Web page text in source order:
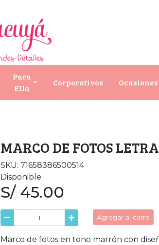
Para
Ella
Corporativos Ocasiones
MARCO DE FOTOS
SKU: 71658386500514
Disponible.
S/ 45.00
Agregar al carro
Marco de fotos en tono marrón con